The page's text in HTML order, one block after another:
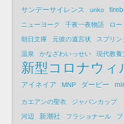
サンデーサイレンス unko
ニューヨーク
千夜一夜物語 ロ
朝日文庫 元彼の遺言状 スプリ
温泉
かなざわいっせい 現代教養
新型コロナウィ
アイネイア
MNP ダービー
カエアンの聖衣
ジャパンカップ
河辺 新潮社 フラショナール